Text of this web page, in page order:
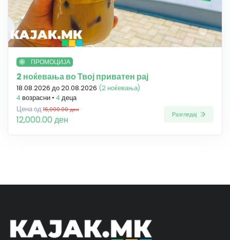
ПРОМОЦИЈА
2 ноќевања во Твој приватен рај
18.08.2026 до 20.08.2026 (2 ноќевања)
4 возрасни • 4деца
Цена од 16,000.00 ден
12,000.00 ден Разгледај